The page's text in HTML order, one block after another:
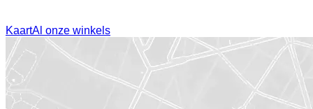
KaartAl onze winkels